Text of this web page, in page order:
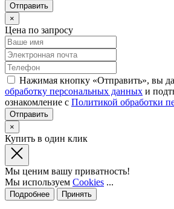
×
Цена по запросу
Нажимая кнопку «Отправить», вы
обработку персональных данных и
ознакомление с Политикой обработки
×
Купить в один клик
Мы ценим вашу приватность!
Мы используем Cookies ...
Подробнее Принять